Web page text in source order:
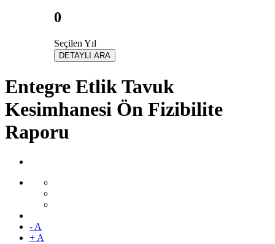
0
Seçilen Yıl
DETAYLI ARA
Entegre Etlik Tavuk
Kesimhanesi Ön Fizibilite
Raporu
- A
+ A